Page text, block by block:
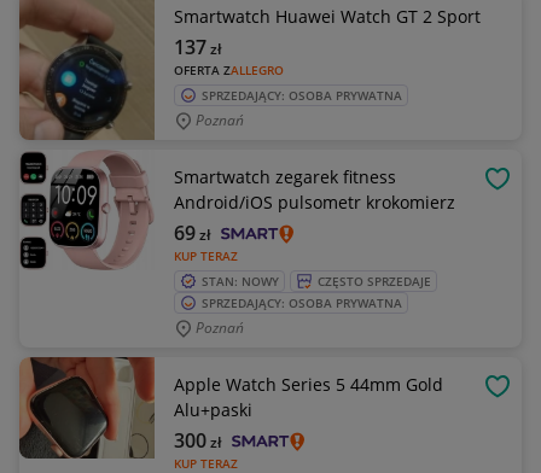
Smartwatch Huawei Watch GT 2 Sport
OFERTA ZALLEGRO
137zł
SPRZEDAJĄCY: OSOBA PRYWATNA
Poznań
Smartwatch zegarek fitness
Android/iOS pulsometr krokomierz
KUP TERAZ
69zł
STAN: NOWY
CZĘSTO SPRZEDAJE
SPRZEDAJĄCY: OSOBA PRYWATNA
Poznań
Apple Watch Series 5 44mm Gold
Alu+paski
KUP TERAZ
300zł